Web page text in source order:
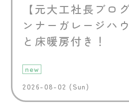
【元大工社長ブロ
ンナーガレージハ
と床暖房付き！
new
2026-08-02 (Sun)